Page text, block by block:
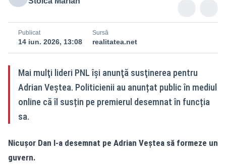
Publicat
14 iun. 2026, 13:08
Sursă
realitatea.net
Mai mulţi lideri PNL îşi anunţă susţinerea pentru
Adrian Veştea. Politicienii au anunțat public în mediul
online că îl susțin pe premierul desemnat în funcția
sa.
Nicușor Dan l-a desemnat pe Adrian Veștea să formeze un
guvern.